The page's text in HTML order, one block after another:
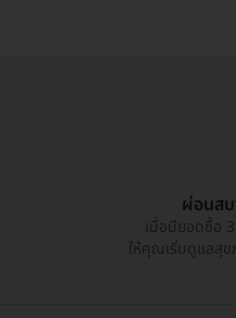
ผ่อนส
เมื่อมียอดซื้อ
ให้คุณเริ่มดูแลสุ